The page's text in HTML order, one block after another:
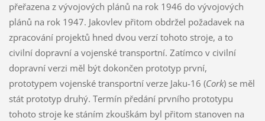
přeřazena z vývojových plánů na rok 1946 do vývojových
plánů na rok 1947. Jakovlev přitom obdržel požadavek na
zpracování projektů hned dvou verzí tohoto stroje, a to
civilní dopravní a vojenské transportní. Zatímco v civilní
dopravní verzi měl být dokončen prototyp první,
prototypem vojenské transportní verze Jaku-16 (Cork) se měl
stát prototyp druhý. Termín předání prvního prototypu
tohoto stroje ke stáním zkouškám byl přitom stanoven na